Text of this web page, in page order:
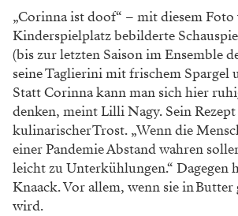
„Corinna ist doof“ – mit diesem
Kinderspielplatz bebilderte
(bis zur letzten Saison im Ensemble
seine Taglierini mit frischem Spargel
Statt Corinna kann man sich hier
denken, meint Lilli Nagy. Sein
kulinarischer Trost. „Wenn die
einer Pandemie Abstand wahren
leicht zu Unterkühlungen.“ Dagegen
Knaack. Vor allem, wenn sie in Butter
wird.